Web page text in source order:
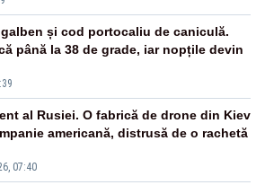
și cod portocaliu de caniculă.
până la 38 de grade, iar nopțile devin
07:40
al Rusiei. O fabrică de drone din Kiev
americană, distrusă de o rachetă